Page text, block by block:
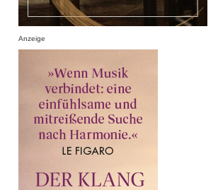
Anzeige